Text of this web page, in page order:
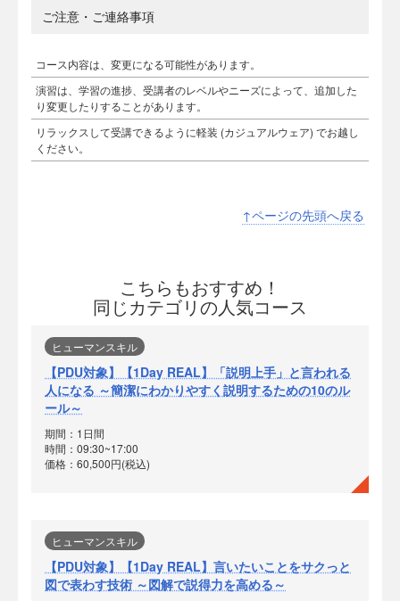
ご注意・ご連絡事項
コース内容は、変更になる可能性があります。
演習は、学習の進捗、受講者のレベルやニーズによって、追加した
り変更したりすることがあります。
リラックスして受講できるように軽装 (カジュアルウェア) でお越し
ください。
↑ページの先頭へ戻る
こちらもおすすめ！
同じカテゴリの人気コース
ヒューマンスキル
【PDU対象】【1Day REAL】「説明上手」と言われる
人になる ～簡潔にわかりやすく説明するための10のル
ール～
期間：1日間
時間：09:30~17:00
価格：60,500円(税込)
ヒューマンスキル
【PDU対象】【1Day REAL】言いたいことをサクっと
図で表わす技術 ～図解で説得力を高める～